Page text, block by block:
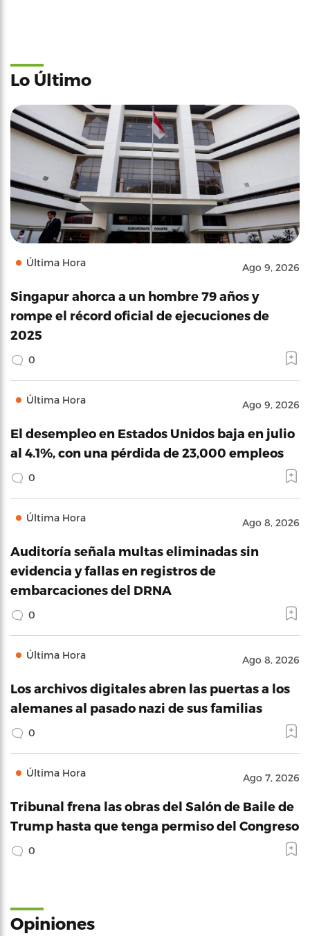
Lo Último
Última Hora Ago 9, 2026
Singapur ahorca a un hombre 79 años y
rompe el récord oficial de ejecuciones de
2025
0
Última Hora Ago 9, 2026
El desempleo en Estados Unidos baja en julio
al 4.1%, con una pérdida de 23,000 empleos
0
Última Hora Ago 8, 2026
Auditoría señala multas eliminadas sin
evidencia y fallas en registros de
embarcaciones del DRNA
0
Última Hora Ago 8, 2026
Los archivos digitales abren las puertas a los
alemanes al pasado nazi de sus familias
0
Última Hora Ago 7, 2026
Tribunal frena las obras del Salón de Baile de
Trump hasta que tenga permiso del Congreso
0
Opiniones